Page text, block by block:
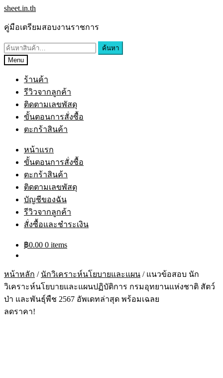
Skip
navigation
Skip
content
sheet.in.th
คู่มือเตรียมสอบงานราชการ
ค้นหา:
ค้นหา
Menu
ร้านค้า
รีวิวจากลูกค้า
ติดตามเลขพัสดุ
ขั้นตอนการสั่งซื้อ
ตะกร้าสินค้า
หน้าแรก
ขั้นตอนการสั่งซื้อ
ตะกร้าสินค้า
ติดตามเลขพัสดุ
บัญชีของฉัน
รีวิวจากลูกค้า
สั่งซื้อและชำระเงิน
฿0.00 0 items
หน้าหลัก / นักวิเคราะห์นโยบายและแผน / แนวข้อสอบ นัก
วิเคราะห์นโยบายและแผนปฏิบัติการ กรมอุทยานแห่งชาติ สัตว์
ป่า และพันธุ์พืช 2567 อัพเดทล่าสุด พร้อมเฉลย
ลดราคา!